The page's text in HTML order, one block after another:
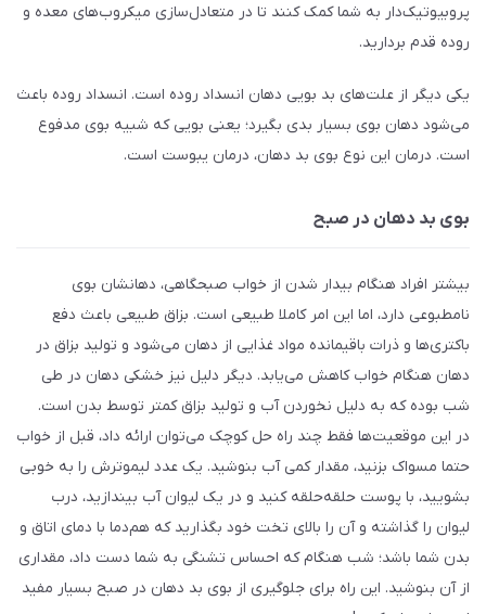
پروبیوتیک‌دار به شما کمک کنند تا در متعادل‌سازی میکروب‌های معده و
روده قدم بردارید.
یکی دیگر از علت‌های بد بویی دهان انسداد روده است. انسداد روده باعث
می‌شود دهان بوی بسیار بدی بگیرد؛ یعنی بویی که شبیه بوی مدفوع
است. درمان این نوع بوی بد دهان، درمان یبوست است.
بوی بد دهان در صبح
بیشتر افراد هنگام بیدار شدن از خواب صبحگاهی، دهانشان بوی
نامطبوعی دارد، اما این امر کاملا طبیعی است. بزاق طبیعی باعث دفع
باکتری‌ها و ذرات باقیمانده مواد غذایی از دهان می‌شود و تولید بزاق در
دهان هنگام خواب کاهش می‌یابد. دیگر دلیل نیز خشکی دهان در طی
شب بوده که به دلیل نخوردن آب و تولید بزاق کمتر توسط بدن است.
در این موقعیت‌ها فقط چند راه حل کوچک می‌توان ارائه داد، قبل از خواب
حتما مسواک بزنید، مقدار کمی آب بنوشید. یک عدد لیموترش را به خوبی
بشویید، با پوست حلقه‌حلقه کنید و در یک لیوان آب بیندازید، درب
لیوان را گذاشته و آن را بالای تخت خود بگذارید که هم‌دما با دمای اتاق و
بدن شما باشد؛ شب هنگام که احساس تشنگی به شما دست داد، مقداری
از آن بنوشید. این راه برای جلوگیری از بوی بد دهان در صبح بسیار مفید